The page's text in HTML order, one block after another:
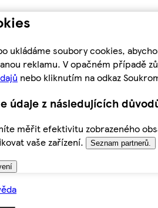
ukládáme soubory cookies,
reklamu. V opačném případě
nebo kliknutím na odkaz
údaje z následujících
měřit efektivitu zobrazeného
vaše zařízení.
Seznam partnerů.